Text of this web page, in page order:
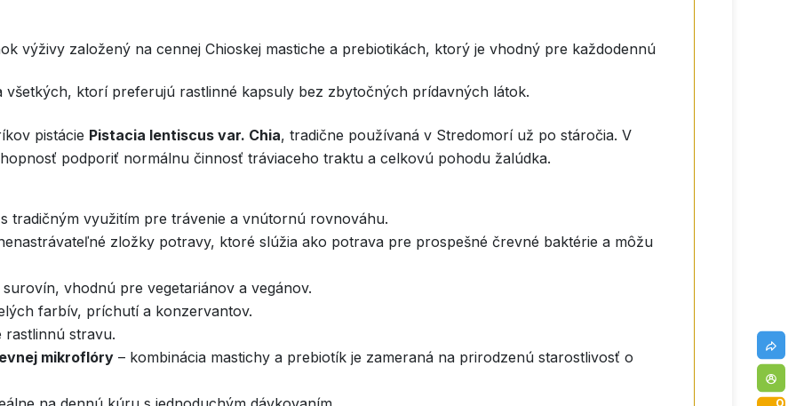
výživy založený na cennej Chioskej mastiche a prebiotikách, ktorý je vhodný pre každodennú
ktorí preferujú rastlinné kapsuly bez zbytočných prídavných látok.
pistácie Pistacia lentiscus var. Chia, tradične používaná v Stredomorí už po stáročia. V
podporiť normálnu činnosť tráviaceho traktu a celkovú pohodu žalúdka.
tradičným využitím pre trávenie a vnútornú rovnováhu.
zložky potravy, ktoré slúžia ako potrava pre prospešné črevné baktérie a môžu
vhodnú pre vegetariánov a vegánov.
farbív, príchutí a konzervantov.
stravu.
mikroflóry – kombinácia mastichy a prebiotík je zameraná na prirodzenú starostlivosť o
0